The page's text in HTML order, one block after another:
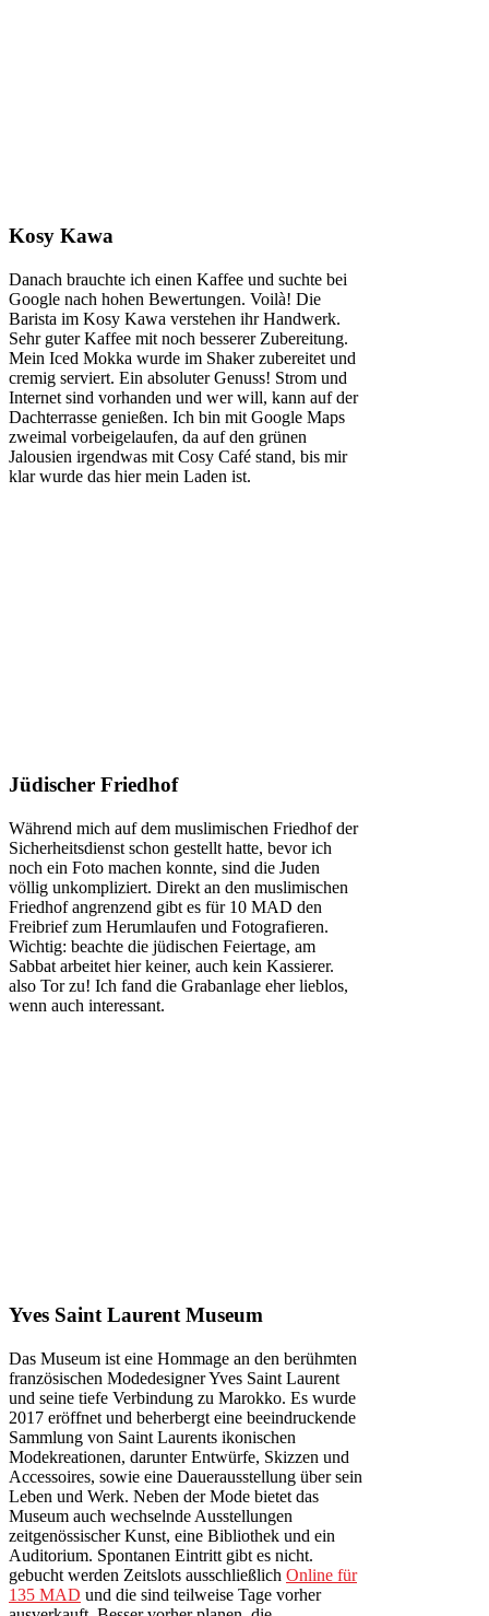
Kosy Kawa
Danach brauchte ich einen Kaffee und suchte bei
Google nach hohen Bewertungen. Voilà! Die
Barista im Kosy Kawa verstehen ihr Handwerk.
Sehr guter Kaffee mit noch besserer Zubereitung.
Mein Iced Mokka wurde im Shaker zubereitet und
cremig serviert. Ein absoluter Genuss! Strom und
Internet sind vorhanden und wer will, kann auf der
Dachterrasse genießen. Ich bin mit Google Maps
zweimal vorbeigelaufen, da auf den grünen
Jalousien irgendwas mit Cosy Café stand, bis mir
klar wurde das hier mein Laden ist.
Jüdischer Friedhof
Während mich auf dem muslimischen Friedhof der
Sicherheitsdienst schon gestellt hatte, bevor ich
noch ein Foto machen konnte, sind die Juden
völlig unkompliziert. Direkt an den muslimischen
Friedhof angrenzend gibt es für 10 MAD den
Freibrief zum Herumlaufen und Fotografieren.
Wichtig: beachte die jüdischen Feiertage, am
Sabbat arbeitet hier keiner, auch kein Kassierer.
also Tor zu! Ich fand die Grabanlage eher lieblos,
wenn auch interessant.
Yves Saint Laurent Museum
Das Museum ist eine Hommage an den berühmten
französischen Modedesigner Yves Saint Laurent
und seine tiefe Verbindung zu Marokko. Es wurde
2017 eröffnet und beherbergt eine beeindruckende
Sammlung von Saint Laurents ikonischen
Modekreationen, darunter Entwürfe, Skizzen und
Accessoires, sowie eine Dauerausstellung über sein
Leben und Werk. Neben der Mode bietet das
Museum auch wechselnde Ausstellungen
zeitgenössischer Kunst, eine Bibliothek und ein
Auditorium. Spontanen Eintritt gibt es nicht.
gebucht werden Zeitslots ausschließlich Online für
135 MAD und die sind teilweise Tage vorher